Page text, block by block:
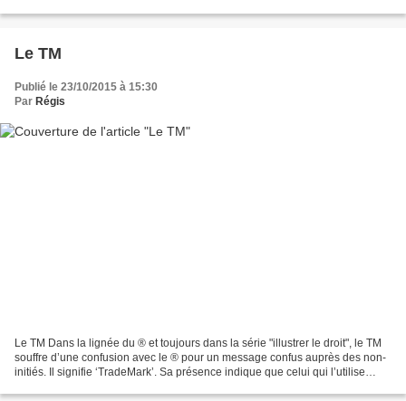
Le TM
Publié le 23/10/2015 à 15:30
Par Régis
Le TM Dans la lignée du ® et toujours dans la série "illustrer le droit", le TM
souffre d’une confusion avec le ® pour un message confus auprès des non-
initiés. Il signifie ‘TradeMark’. Sa présence indique que celui qui l’utilise